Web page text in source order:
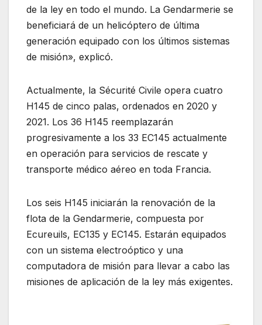
de la ley en todo el mundo. La Gendarmerie se
beneficiará de un helicóptero de última
generación equipado con los últimos sistemas
de misión», explicó.
Actualmente, la Sécurité Civile opera cuatro
H145 de cinco palas, ordenados en 2020 y
2021. Los 36 H145 reemplazarán
progresivamente a los 33 EC145 actualmente
en operación para servicios de rescate y
transporte médico aéreo en toda Francia.
Los seis H145 iniciarán la renovación de la
flota de la Gendarmerie, compuesta por
Ecureuils, EC135 y EC145. Estarán equipados
con un sistema electroóptico y una
computadora de misión para llevar a cabo las
misiones de aplicación de la ley más exigentes.